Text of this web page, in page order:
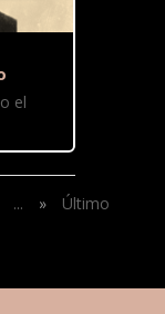
el
... » Último